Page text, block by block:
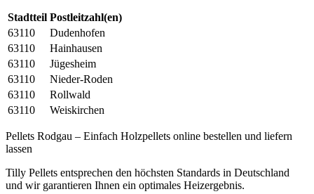
Stadtteil Postleitzahl(en)
63110
Dudenhofen
63110
Hainhausen
63110
Jügesheim
63110
Nieder-Roden
63110
Rollwald
63110
Weiskirchen
Pellets Rodgau – Einfach Holzpellets online bestellen und liefern
lassen
Tilly Pellets entsprechen den höchsten Standards in Deutschland
und wir garantieren Ihnen ein optimales Heizergebnis.